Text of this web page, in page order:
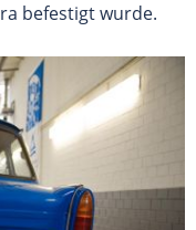
befestigt wurde.